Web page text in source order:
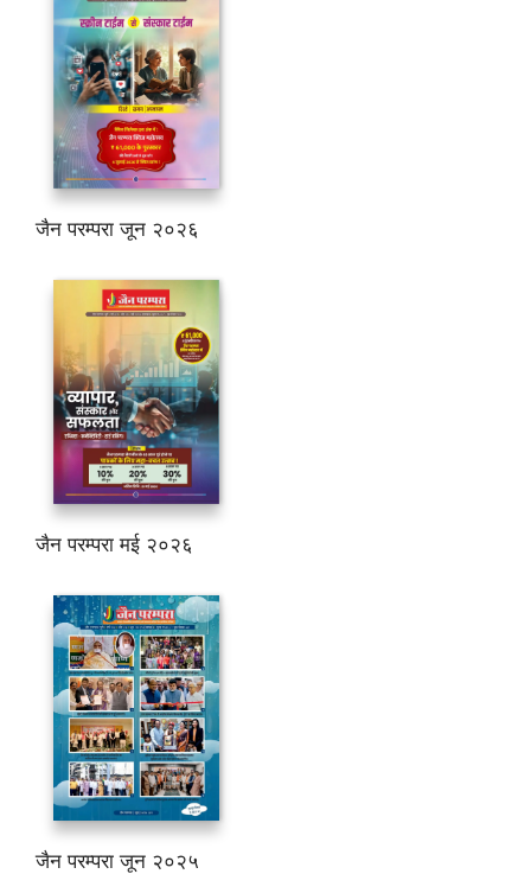
जैन परम्परा जून २०२६
जैन परम्परा मई २०२६
जैन परम्परा जून २०२५